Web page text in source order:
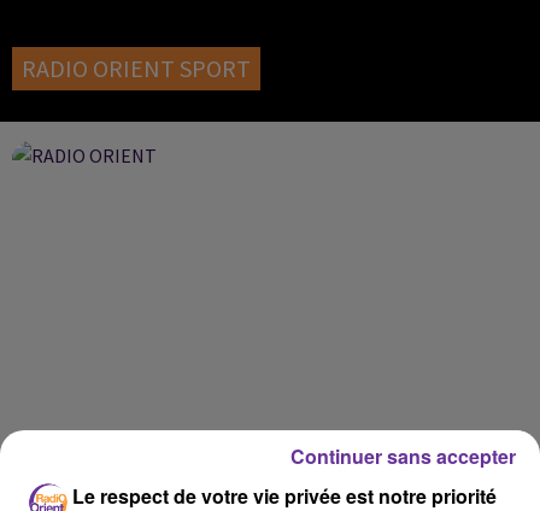
RADIO ORIENT SPORT
Le respect de votre vie privée est notre priorité
Continuer sans accepter